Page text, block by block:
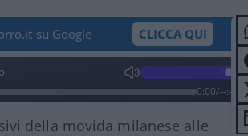
su Google CLICCA QUI
0:00/--:--
della movida milanese alle